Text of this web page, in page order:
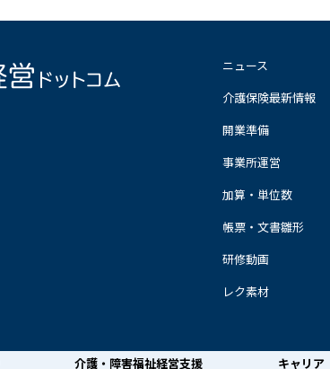
ニュース
介護保険最新情報
開業準備
事業所運営
加算・単位数
帳票・文書雛形
研修動画
レク素材
介護・障害福祉経営支援 キャリア